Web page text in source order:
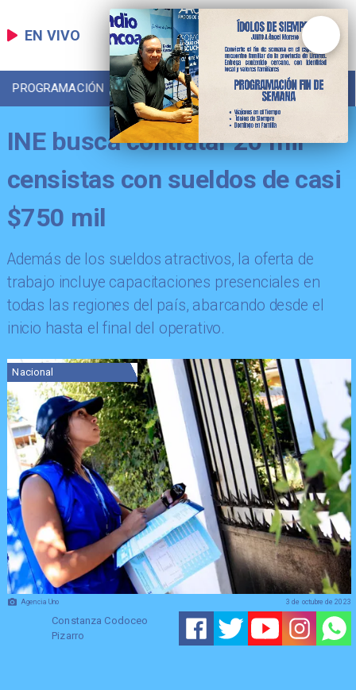
EN VIVO
PROGRAMACIÓN LOCAL DEPORTES
INE busca contratar 20 mil
censistas con sueldos de casi
$750 mil
Además de los sueldos atractivos, la oferta de
trabajo incluye capacitaciones presenciales en
todas las regiones del país, abarcando desde el
inicio hasta el final del operativo.
Agencia Uno
Nacional
Constanza Codoceo
Pizarro
3 de octubre de 2023